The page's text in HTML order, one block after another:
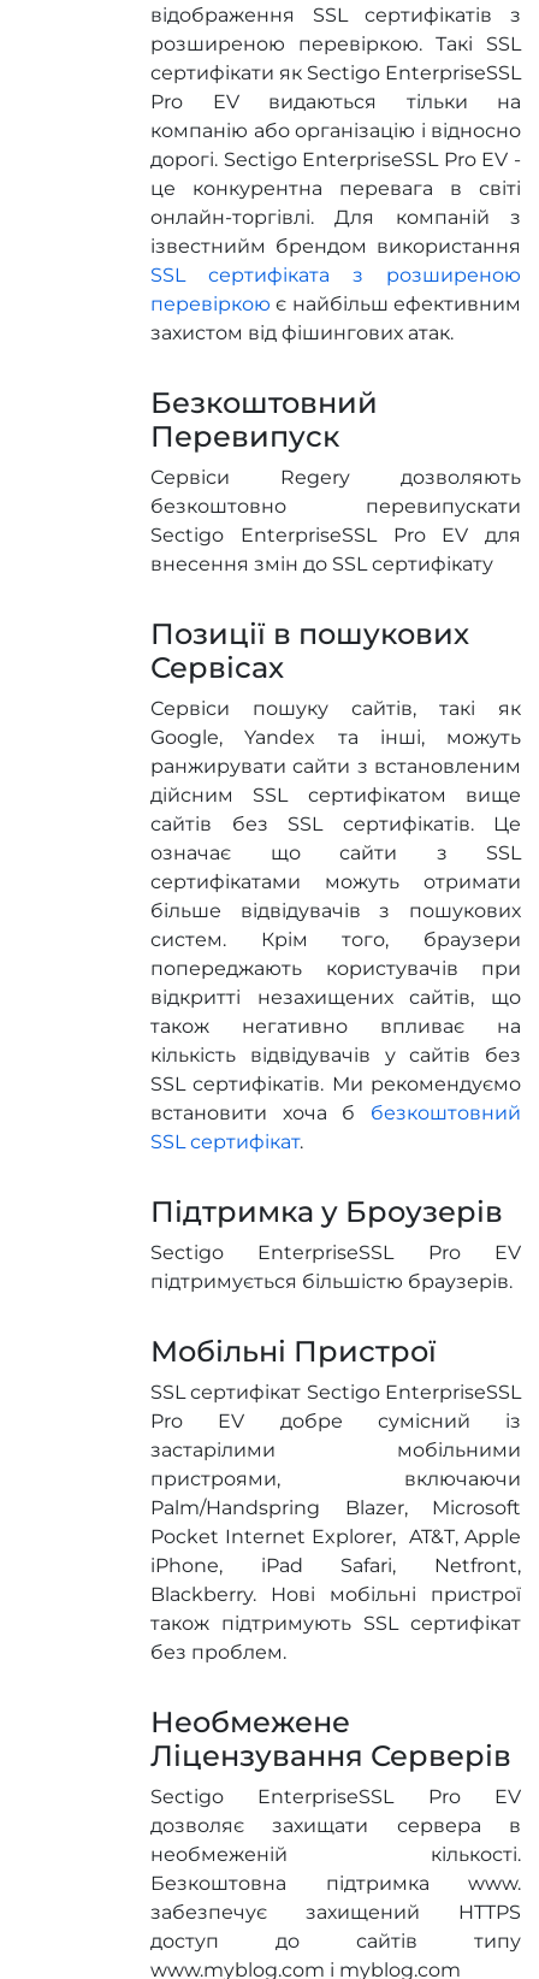
відображення SSL сертифікатів з
розширеною перевіркою. Такі SSL
сертифікати як Sectigo EnterpriseSSL
Pro EV видаються тільки на
компанію або організацію і відносно
дорогі. Sectigo EnterpriseSSL Pro EV -
це конкурентна перевага в світі
онлайн-торгівлі. Для компаній з
ізвестнийм брендом використання
SSL сертифіката з розширеною
перевіркою є найбільш ефективним
захистом від фішингових атак.
Безкоштовний
Перевипуск
Сервіси Regery дозволяють
безкоштовно перевипускати
Sectigo EnterpriseSSL Pro EV для
внесення змін до SSL сертифікату
Позиції в пошукових
Сервісах
Сервіси пошуку сайтів, такі як
Google, Yandex та інші, можуть
ранжирувати сайти з встановленим
дійсним SSL сертифікатом вище
сайтів без SSL сертифікатів. Це
означає що сайти з SSL
сертифікатами можуть отримати
більше відвідувачів з пошукових
систем. Крім того, браузери
попереджають користувачів при
відкритті незахищених сайтів, що
також негативно впливає на
кількість відвідувачів у сайтів без
SSL сертифікатів. Ми рекомендуємо
встановити хоча б безкоштовний
SSL сертифікат.
Підтримка у Броузерів
Sectigo EnterpriseSSL Pro EV
підтримується більшістю браузерів.
Мобільні Пристрої
SSL сертифікат Sectigo EnterpriseSSL
Pro EV добре сумісний із
застарілими мобільними
пристроями, включаючи
Palm/Handspring Blazer, Microsoft
Pocket Internet Explorer, AT&T, Apple
iPhone, iPad Safari, Netfront,
Blackberry. Нові мобільні пристрої
також підтримують SSL сертифікат
без проблем.
Необмежене
Ліцензування Серверів
Sectigo EnterpriseSSL Pro EV
дозволяє захищати сервера в
необмеженій кількості.
Безкоштовна підтримка www.
забезпечує захищений HTTPS
доступ до сайтів типу
www.myblog.com і myblog.com